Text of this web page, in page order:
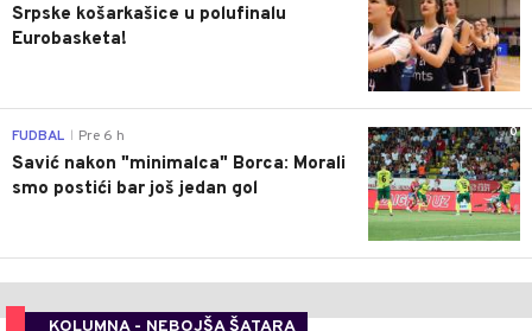
Srpske košarkašice u polufinalu
Eurobasketa!
0
FUDBAL Pre 6 h
Savić nakon "minimalca" Borca: Morali
smo postići bar još jedan gol